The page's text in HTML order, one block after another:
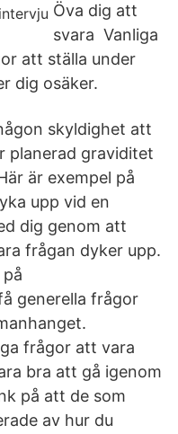
Öva dig att
svara Vanliga
att ställa under
dig osäker.
skyldighet att
planerad graviditet
är exempel på
upp vid en
dig genom att
frågan dyker upp.
generella frågor
frågor att vara
bra att gå igenom
på att de som
av hur du